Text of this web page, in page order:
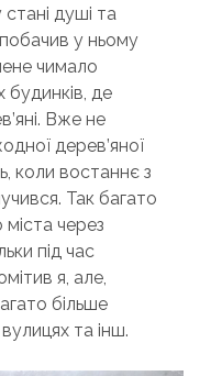
душі та
у ньому
чимало
будинків, де
Вже не
дерев’яної
коли востаннє з
Так багато
міста через
під час
я, але,
більше
та інш.